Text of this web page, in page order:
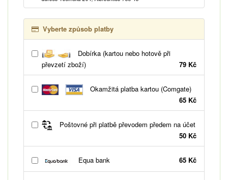
Vyberte způsob platby
Dobírka (kartou nebo hotově při
převzetí zboží)
79 Kč
Okamžitá platba kartou (Comgate)
65 Kč
Poštovné při platbě převodem předem na účet
50 Kč
Equa bank 65 Kč